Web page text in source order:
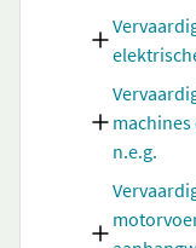
n.e.g.